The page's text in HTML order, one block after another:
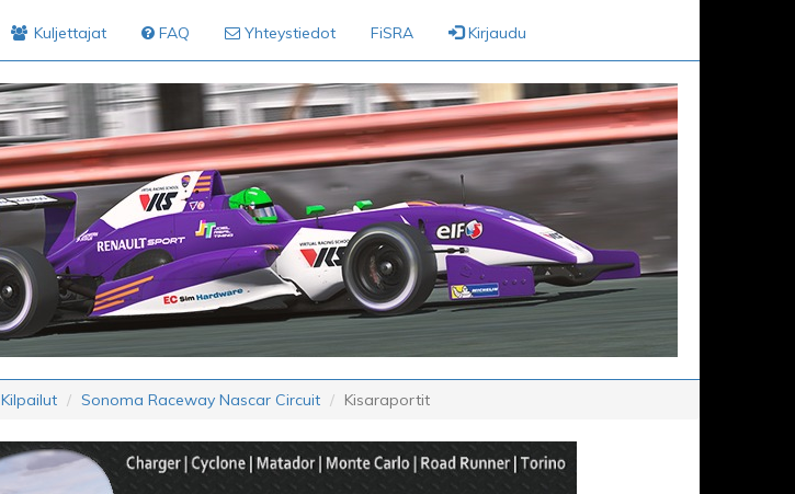
Kuljettajat FAQ Yhteystiedot FiSRA Kirjaudu
Kilpailut Sonoma Raceway Nascar Circuit Kisaraportit